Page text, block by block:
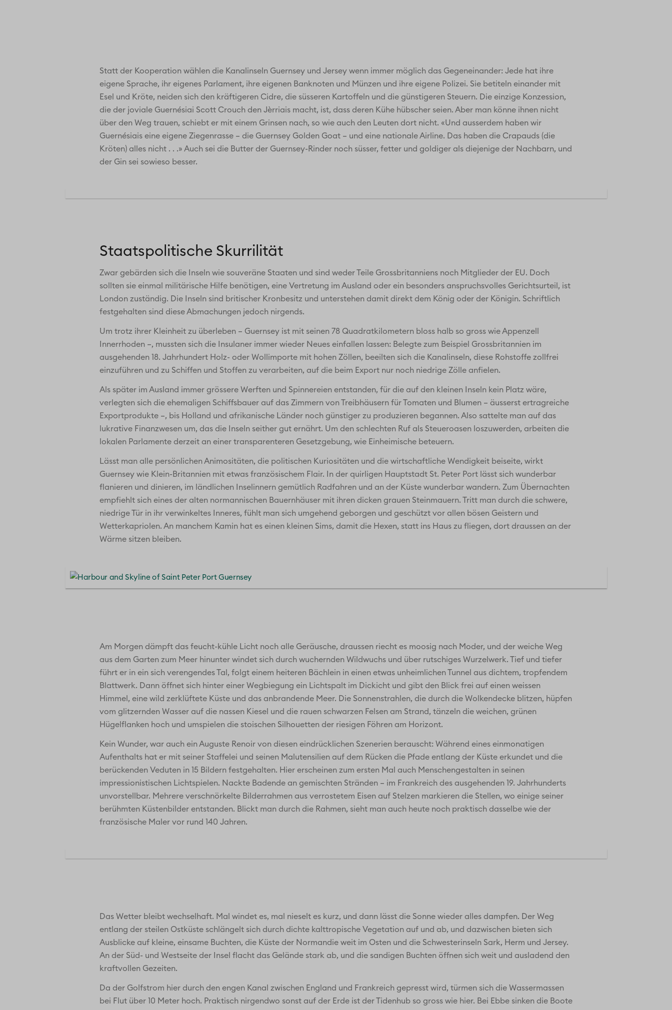
Statt der Kooperation wählen die Kanalinseln Guernsey und Jersey wenn immer möglich das Gegeneinander: Jede hat ihre
eigene Sprache, ihr eigenes Parlament, ihre eigenen Banknoten und Münzen und ihre eigene Polizei. Sie betiteln einander mit
Esel und Kröte, neiden sich den kräftigeren Cidre, die süsseren Kartoffeln und die günstigeren Steuern. Die einzige Konzession,
die der joviale Guernésiai Scott Crouch den Jèrriais macht, ist, dass deren Kühe hübscher seien. Aber man könne ihnen nicht
über den Weg trauen, schiebt er mit einem Grinsen nach, so wie auch den Leuten dort nicht. «Und ausserdem haben wir
Guernésiais eine eigene Ziegenrasse – die Guernsey Golden Goat – und eine nationale Airline. Das haben die Crapauds (die
Kröten) alles nicht . . .» Auch sei die Butter der Guernsey-Rinder noch süsser, fetter und goldiger als diejenige der Nachbarn, und
der Gin sei sowieso besser.
Staatspolitische Skurrilität
Zwar gebärden sich die Inseln wie souveräne Staaten und sind weder Teile Grossbritanniens noch Mitglieder der EU. Doch
sollten sie einmal militärische Hilfe benötigen, eine Vertretung im Ausland oder ein besonders anspruchsvolles Gerichtsurteil, ist
London zuständig. Die Inseln sind britischer Kronbesitz und unterstehen damit direkt dem König oder der Königin. Schriftlich
festgehalten sind diese Abmachungen jedoch nirgends.
Um trotz ihrer Kleinheit zu überleben – Guernsey ist mit seinen 78 Quadratkilometern bloss halb so gross wie Appenzell
Innerrhoden –, mussten sich die Insulaner immer wieder Neues einfallen lassen: Belegte zum Beispiel Grossbritannien im
ausgehenden 18. Jahrhundert Holz- oder Wollimporte mit hohen Zöllen, beeilten sich die Kanalinseln, diese Rohstoffe zollfrei
einzuführen und zu Schiffen und Stoffen zu verarbeiten, auf die beim Export nur noch niedrige Zölle anfielen.
Als später im Ausland immer grössere Werften und Spinnereien entstanden, für die auf den kleinen Inseln kein Platz wäre,
verlegten sich die ehemaligen Schiffsbauer auf das Zimmern von Treibhäusern für Tomaten und Blumen – äusserst ertragreiche
Exportprodukte –, bis Holland und afrikanische Länder noch günstiger zu produzieren begannen. Also sattelte man auf das
lukrative Finanzwesen um, das die Inseln seither gut ernährt. Um den schlechten Ruf als Steueroasen loszuwerden, arbeiten die
lokalen Parlamente derzeit an einer transparenteren Gesetzgebung, wie Einheimische beteuern.
Lässt man alle persönlichen Animositäten, die politischen Kuriositäten und die wirtschaftliche Wendigkeit beiseite, wirkt
Guernsey wie Klein-Britannien mit etwas französischem Flair. In der quirligen Hauptstadt St. Peter Port lässt sich wunderbar
flanieren und dinieren, im ländlichen Inselinnern gemütlich Radfahren und an der Küste wunderbar wandern. Zum Übernachten
empfiehlt sich eines der alten normannischen Bauernhäuser mit ihren dicken grauen Steinmauern. Tritt man durch die schwere,
niedrige Tür in ihr verwinkeltes Inneres, fühlt man sich umgehend geborgen und geschützt vor allen bösen Geistern und
Wetterkapriolen. An manchem Kamin hat es einen kleinen Sims, damit die Hexen, statt ins Haus zu fliegen, dort draussen an der
Wärme sitzen bleiben.
Am Morgen dämpft das feucht-kühle Licht noch alle Geräusche, draussen riecht es moosig nach Moder, und der weiche Weg
aus dem Garten zum Meer hinunter windet sich durch wuchernden Wildwuchs und über rutschiges Wurzelwerk. Tief und tiefer
führt er in ein sich verengendes Tal, folgt einem heiteren Bächlein in einen etwas unheimlichen Tunnel aus dichtem, tropfendem
Blattwerk. Dann öffnet sich hinter einer Wegbiegung ein Lichtspalt im Dickicht und gibt den Blick frei auf einen weissen
Himmel, eine wild zerklüftete Küste und das anbrandende Meer. Die Sonnenstrahlen, die durch die Wolkendecke blitzen, hüpfen
vom glitzernden Wasser auf die nassen Kiesel und die rauen schwarzen Felsen am Strand, tänzeln die weichen, grünen
Hügelflanken hoch und umspielen die stoischen Silhouetten der riesigen Föhren am Horizont.
Kein Wunder, war auch ein Auguste Renoir von diesen eindrücklichen Szenerien berauscht: Während eines einmonatigen
Aufenthalts hat er mit seiner Staffelei und seinen Malutensilien auf dem Rücken die Pfade entlang der Küste erkundet und die
berückenden Veduten in 15 Bildern festgehalten. Hier erscheinen zum ersten Mal auch Menschengestalten in seinen
impressionistischen Lichtspielen. Nackte Badende an gemischten Stränden – im Frankreich des ausgehenden 19. Jahrhunderts
unvorstellbar. Mehrere verschnörkelte Bilderrahmen aus verrostetem Eisen auf Stelzen markieren die Stellen, wo einige seiner
berühmten Küstenbilder entstanden. Blickt man durch die Rahmen, sieht man auch heute noch praktisch dasselbe wie der
französische Maler vor rund 140 Jahren.
Das Wetter bleibt wechselhaft. Mal windet es, mal nieselt es kurz, und dann lässt die Sonne wieder alles dampfen. Der Weg
entlang der steilen Ostküste schlängelt sich durch dichte kalttropische Vegetation auf und ab, und dazwischen bieten sich
Ausblicke auf kleine, einsame Buchten, die Küste der Normandie weit im Osten und die Schwesterinseln Sark, Herm und Jersey.
An der Süd- und Westseite der Insel flacht das Gelände stark ab, und die sandigen Buchten öffnen sich weit und ausladend den
kraftvollen Gezeiten.
Da der Golfstrom hier durch den engen Kanal zwischen England und Frankreich gepresst wird, türmen sich die Wassermassen
bei Flut über 10 Meter hoch. Praktisch nirgendwo sonst auf der Erde ist der Tidenhub so gross wie hier. Bei Ebbe sinken die Boote